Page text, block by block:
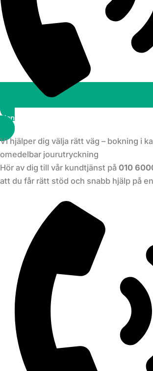
Planera ett besök
Vi hjälper dig välja rätt väg – bokning i
omedelbar jourutryckning
Hör av dig till vår kundtjänst på 010
att du får rätt stöd och snabb hjälp på